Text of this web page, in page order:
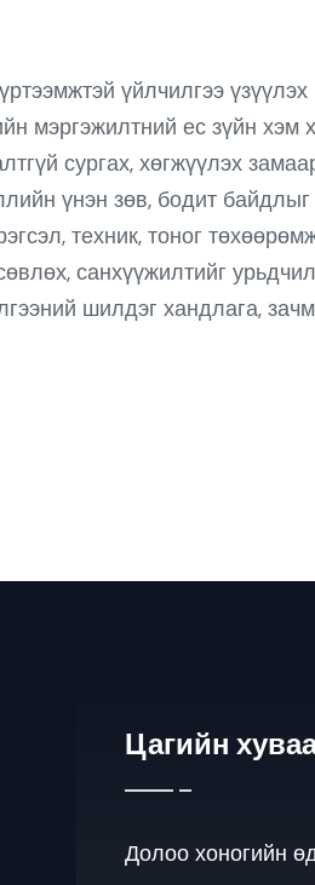
үйлчилгээ
мэргэжилтний ес зүйн
сургах, хөгжүүлэх
үнэн зөв, бодит
техник, тоног
санхүүжилтийг
шилдэг хандлага,
Цагийн
Долоо хоногийн